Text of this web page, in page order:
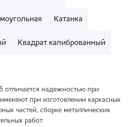
Катанка
Квадрат калиброванный
отличается надежностью при
при изготовлении каркасных
частей, сборке металлических
работ.